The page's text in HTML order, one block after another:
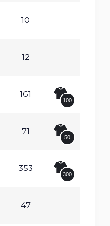
10
12
161
100
71
50
353
300
47